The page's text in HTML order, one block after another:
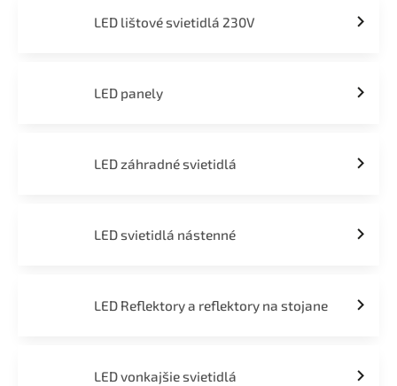
LED lištové svietidlá 230V
LED panely
LED záhradné svietidlá
LED svietidlá nástenné
LED Reflektory a reflektory na stojane
LED vonkajšie svietidlá